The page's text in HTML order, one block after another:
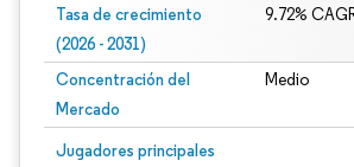
Tasa de crecimiento
(2026 - 2031)
9.72%
Concentración del
Mercado
Medio
Jugadores principales
Imagen © Mordor Intelligence. El uso requiere